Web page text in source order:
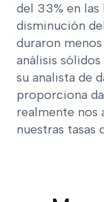
del 33% en las
disminución
duraron menos
análisis
su analista de
proporciona
realmente nos
nuestras tasas